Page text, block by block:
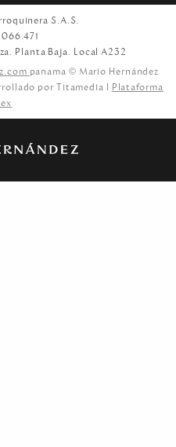
S.A.S.
Planta Baja. Local A232
panama © Mario Hernández
por Titamedia l Plataforma